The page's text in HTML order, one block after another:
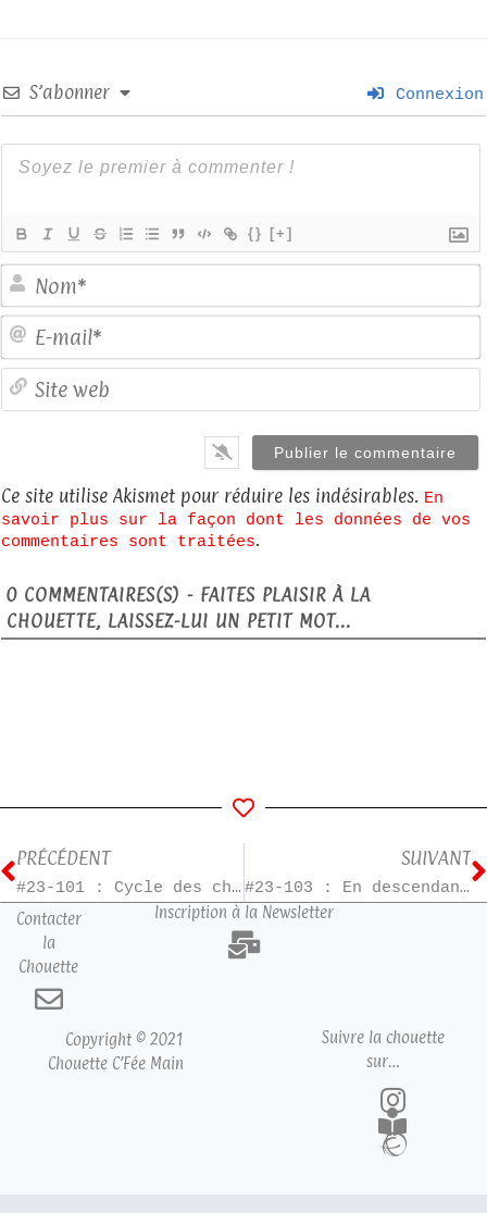
S’abonner Connexion
{} [+]
Ce site utilise Akismet pour réduire les indésirables. En
savoir plus sur la façon dont les données de vos
commentaires sont traitées.
0 COMMENTAIRES(S) - FAITES PLAISIR À LA
CHOUETTE, LAISSEZ-LUI UN PETIT MOT...
PRÉCÉDENT
#23-101 : Cycle des chats – T2
SUIVANT
#23-103 : En descendant la rivière
Contacter
la
Chouette
Inscription à la Newsletter
Copyright © 2021
Chouette C’Fée Main
Suivre la chouette
sur…